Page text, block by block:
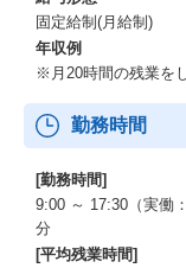
固定給制(月給制)
年収例
※月20時間の残業を
勤務時間
[勤務時間]
9:00 ～ 17:30（実働
分
[平均残業時間]